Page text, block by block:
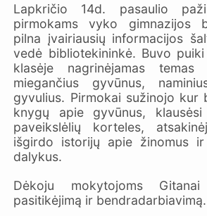
Lapkričio 14d. pasaulio
pirmokams vyko gimnazijos
pilna įvairiausių informacijos
vedė bibliotekininkė. Buvo
klasėje nagrinėjamas
miegančius gyvūnus,
gyvulius. Pirmokai sužinojo kur
knygų apie gyvūnus,
paveikslėlių korteles,
išgirdo istorijų apie žinomus
dalykus.
Dėkoju mokytojoms
pasitikėjimą ir bendradarbiavimą.